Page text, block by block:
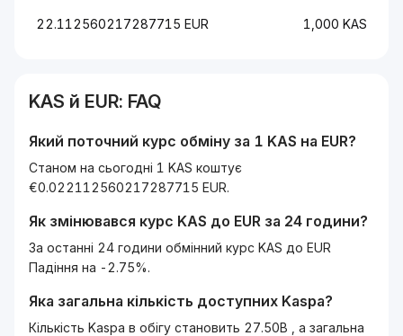
22.112560217287715 EUR 1,000 KAS
KAS й EUR: FAQ
Який поточний курс обміну за 1 KAS на EUR?
Станом на сьогодні 1 KAS коштує
€0.022112560217287715 EUR.
Як змінювався курс KAS до EUR за 24 години?
За останні 24 години обмінний курс KAS до EUR
Падіння на -2.75%.
Яка загальна кількість доступних Kaspa?
Кількість Kaspa в обігу становить 27.50B , а загальна